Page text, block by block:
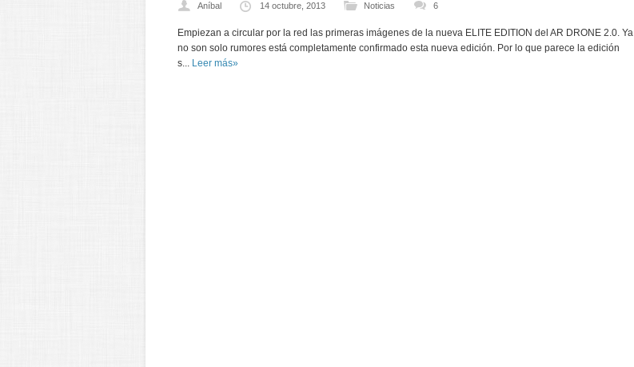
Aníbal 14 octubre, 2013 Noticias 6
Empiezan a circular por la red las primeras imágenes de la nueva ELITE EDITION del AR DRONE 2.0. Ya
no son solo rumores está completamente confirmado esta nueva edición. Por lo que parece la edición
s... Leer más»